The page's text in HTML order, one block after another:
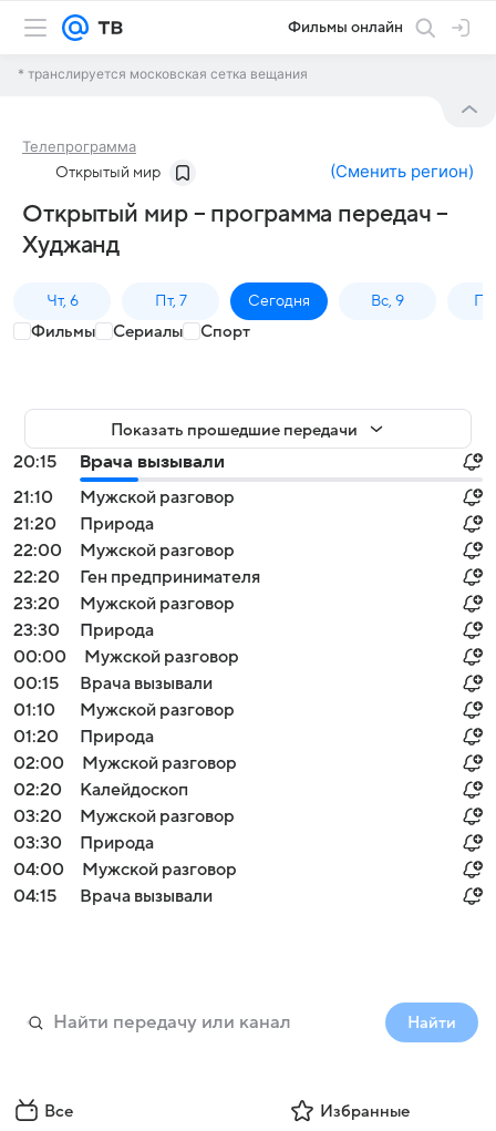
Фильмы онлайн
* транслируется московская сетка вещания
Телепрограмма
Открытый мир (Сменить регион)
Открытый мир – программа передач –
Худжанд
Чт, 6 Пт, 7 Сегодня Вс, 9
Фильмы Сериалы Спорт
Показать прошедшие передачи
20:15
Врача вызывали
21:10
Мужской разговор
21:20
Природа
22:00
Мужской разговор
22:20
Ген предпринимателя
23:20
Мужской разговор
23:30
Природа
00:00
Мужской разговор
00:15
Врача вызывали
01:10
Мужской разговор
01:20
Природа
02:00
Мужской разговор
02:20
Калейдоскоп
03:20
Мужской разговор
03:30
Природа
04:00
Мужской разговор
04:15
Врача вызывали
Найти
Все Избранные